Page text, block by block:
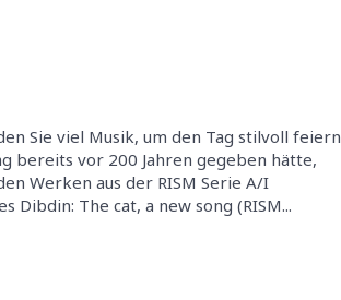
Sie viel Musik, um den Tag stilvoll feiern
bereits vor 200 Jahren gegeben hätte,
Werken aus der RISM Serie A/I
Dibdin: The cat, a new song (RISM...